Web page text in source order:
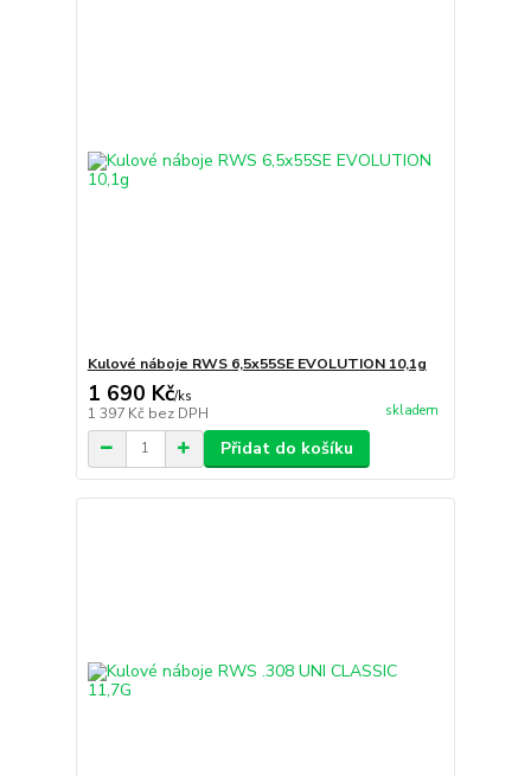
Kulové náboje RWS 6,5x55SE EVOLUTION 10,1g
1 690 Kč/ks
1 397 Kč bez DPH skladem
Přidat do košíku